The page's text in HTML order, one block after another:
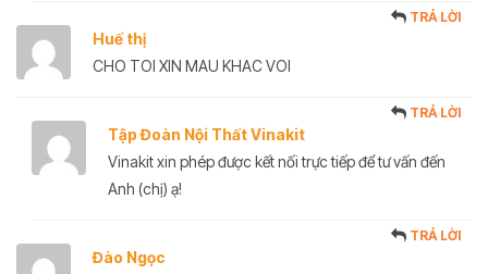
Huế thị
TRẢ LỜI
CHO TOI XIN MAU KHAC VOI
Tập Đoàn Nội Thất Vinakit
TRẢ LỜI
Vinakit xin phép được kết nối trực tiếp để tư vấn đến
Anh (chị) ạ!
Đào Ngọc
TRẢ LỜI